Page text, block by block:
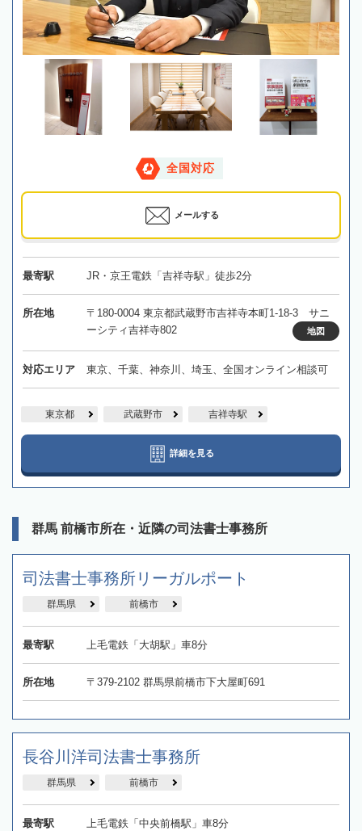
全国対応
メールする
最寄駅 JR・京王電鉄「吉祥寺駅」徒歩2分
所在地
〒180-0004 東京都武蔵野市吉祥寺本町1-18-3 サニ
ーシティ吉祥寺802
地図
対応エリア 東京、千葉、神奈川、埼玉、全国オンライン相談可
東京都 武蔵野市 吉祥寺駅
詳細を見る
群馬 前橋市所在・近隣の司法書士事務所
司法書士事務所リーガルポート
群馬県 前橋市
最寄駅 上毛電鉄「大胡駅」車8分
所在地 〒379-2102 群馬県前橋市下大屋町691
長谷川洋司法書士事務所
群馬県 前橋市
最寄駅 上毛電鉄「中央前橋駅」車8分